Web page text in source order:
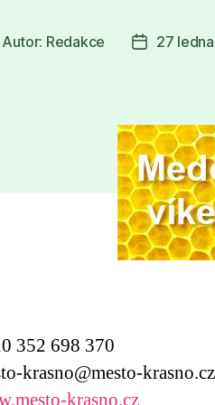
Autor: Redakce
Datum
27
352 698 370
krasno@mesto-krasno.cz
krasno.cz